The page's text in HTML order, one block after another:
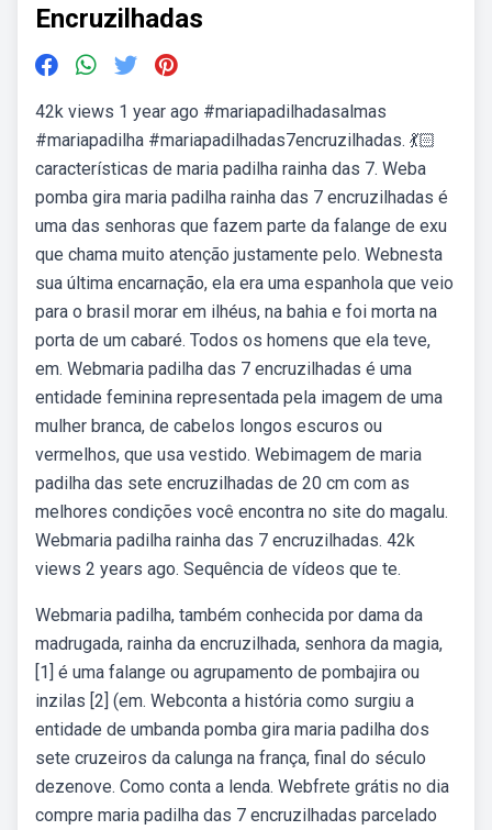
Encruzilhadas
42k views 1 year ago #mariapadilhadasalmas
#mariapadilha #mariapadilhadas7encruzilhadas. 💃🏻
características de maria padilha rainha das 7. Weba
pomba gira maria padilha rainha das 7 encruzilhadas é
uma das senhoras que fazem parte da falange de exu
que chama muito atenção justamente pelo. Webnesta
sua última encarnação, ela era uma espanhola que veio
para o brasil morar em ilhéus, na bahia e foi morta na
porta de um cabaré. Todos os homens que ela teve,
em. Webmaria padilha das 7 encruzilhadas é uma
entidade feminina representada pela imagem de uma
mulher branca, de cabelos longos escuros ou
vermelhos, que usa vestido. Webimagem de maria
padilha das sete encruzilhadas de 20 cm com as
melhores condições você encontra no site do magalu.
Webmaria padilha rainha das 7 encruzilhadas. 42k
views 2 years ago. Sequência de vídeos que te.
Webmaria padilha, também conhecida por dama da
madrugada, rainha da encruzilhada, senhora da magia,
[1] é uma falange ou agrupamento de pombajira ou
inzilas [2] (em. Webconta a história como surgiu a
entidade de umbanda pomba gira maria padilha dos
sete cruzeiros da calunga na frança, final do século
dezenove. Como conta a lenda. Webfrete grátis no dia
compre maria padilha das 7 encruzilhadas parcelado